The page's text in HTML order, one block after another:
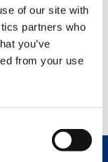
of our site with
partners who
you’ve
from your use